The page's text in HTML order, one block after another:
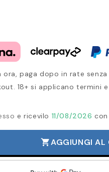
ora, paga dopo in rate senza
18+ si applicano termini
e ricevilo 11/08/2026 con
shopping_cartAGGIUNGI AL